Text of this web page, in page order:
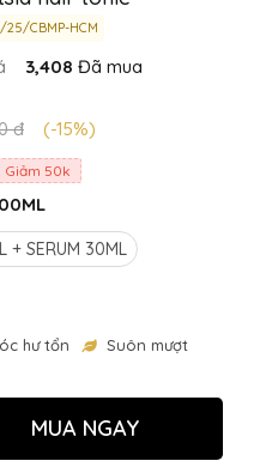
CBMP-HCM
3,408 Đã mua
đ (-15%)
Giảm 50k
+ SERUM 30ML
hư tổn Suôn mượt
MUA NGAY